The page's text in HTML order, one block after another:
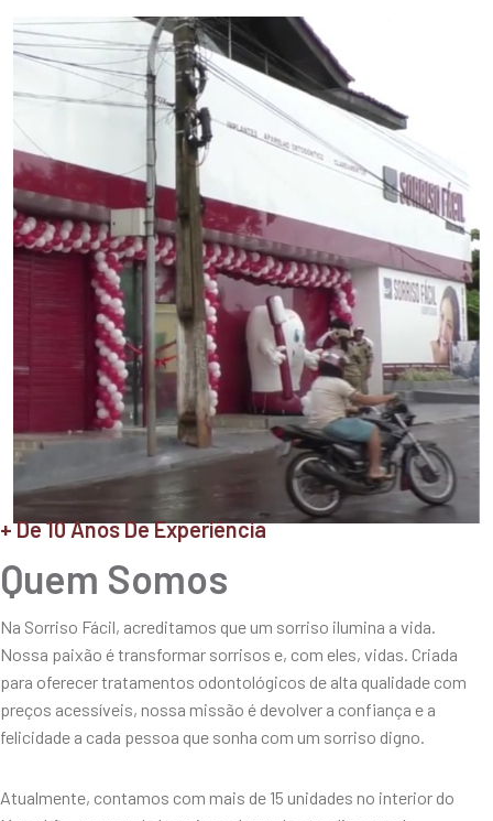
+ De 10 Anos De Experiência
Quem Somos
Na Sorriso Fácil, acreditamos que um sorriso ilumina a vida.
Nossa paixão é transformar sorrisos e, com eles, vidas. Criada
para oferecer tratamentos odontológicos de alta qualidade com
preços acessíveis, nossa missão é devolver a confiança e a
felicidade a cada pessoa que sonha com um sorriso digno.
Atualmente, contamos com mais de 15 unidades no interior do